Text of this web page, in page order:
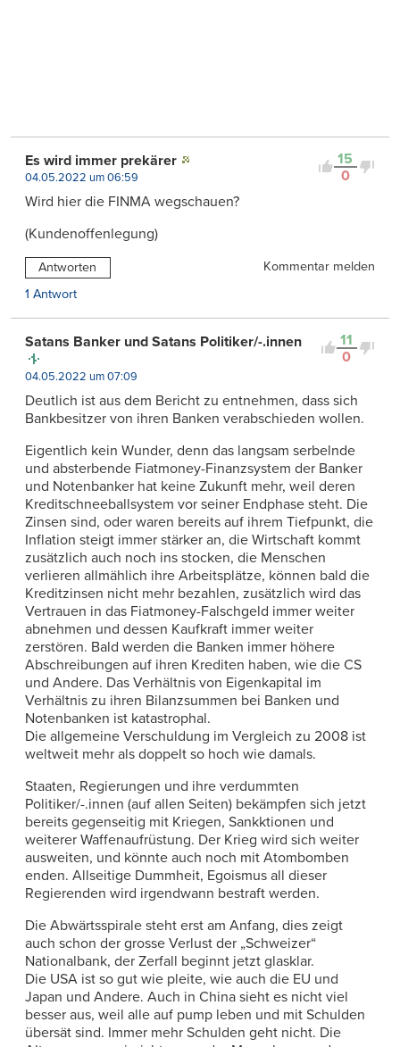
15
0
Es wird immer prekärer
04.05.2022 um 06:59
Wird hier die FINMA wegschauen?
(Kundenoffenlegung)
Antworten
Kommentar melden
1 Antwort
11
0
Satans Banker und Satans Politiker/-.innen
04.05.2022 um 07:09
Deutlich ist aus dem Bericht zu entnehmen, dass sich
Bankbesitzer von ihren Banken verabschieden wollen.
Eigentlich kein Wunder, denn das langsam serbelnde
und absterbende Fiatmoney-Finanzsystem der Banker
und Notenbanker hat keine Zukunft mehr, weil deren
Kreditschneeballsystem vor seiner Endphase steht. Die
Zinsen sind, oder waren bereits auf ihrem Tiefpunkt, die
Inflation steigt immer stärker an, die Wirtschaft kommt
zusätzlich auch noch ins stocken, die Menschen
verlieren allmählich ihre Arbeitsplätze, können bald die
Kreditzinsen nicht mehr bezahlen, zusätzlich wird das
Vertrauen in das Fiatmoney-Falschgeld immer weiter
abnehmen und dessen Kaufkraft immer weiter
zerstören. Bald werden die Banken immer höhere
Abschreibungen auf ihren Krediten haben, wie die CS
und Andere. Das Verhältnis von Eigenkapital im
Verhältnis zu ihren Bilanzsummen bei Banken und
Notenbanken ist katastrophal.
Die allgemeine Verschuldung im Vergleich zu 2008 ist
weltweit mehr als doppelt so hoch wie damals.
Staaten, Regierungen und ihre verdummten
Politiker/-.innen (auf allen Seiten) bekämpfen sich jetzt
bereits gegenseitig mit Kriegen, Sankktionen und
weiterer Waffenaufrüstung. Der Krieg wird sich weiter
ausweiten, und könnte auch noch mit Atombomben
enden. Allseitige Dummheit, Egoismus all dieser
Regierenden wird irgendwann bestraft werden.
Die Abwärtsspirale steht erst am Anfang, dies zeigt
auch schon der grosse Verlust der „Schweizer“
Nationalbank, der Zerfall beginnt jetzt glasklar.
Die USA ist so gut wie pleite, wie auch die EU und
Japan und Andere. Auch in China sieht es nicht viel
besser aus, weil alle auf pump leben und mit Schulden
übersät sind. Immer mehr Schulden geht nicht. Die